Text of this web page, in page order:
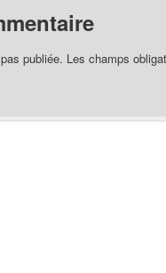
publiée. Les champs